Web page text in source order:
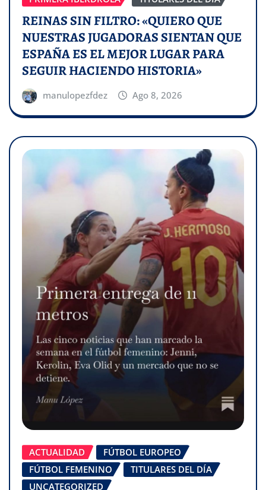
REINAS SIN FILTRO: «QUIERO QUE
NUESTRAS JUGADORAS SIENTAN QUE
ESPAÑA ES EL MEJOR LUGAR PARA
SEGUIR HACIENDO HISTORIA»
manulopezfdez Ago 8, 2026
ACTUALIDAD
FÚTBOL EUROPEO
FÚTBOL FEMENINO
TITULARES DEL DÍA
UNCATEGORIZED